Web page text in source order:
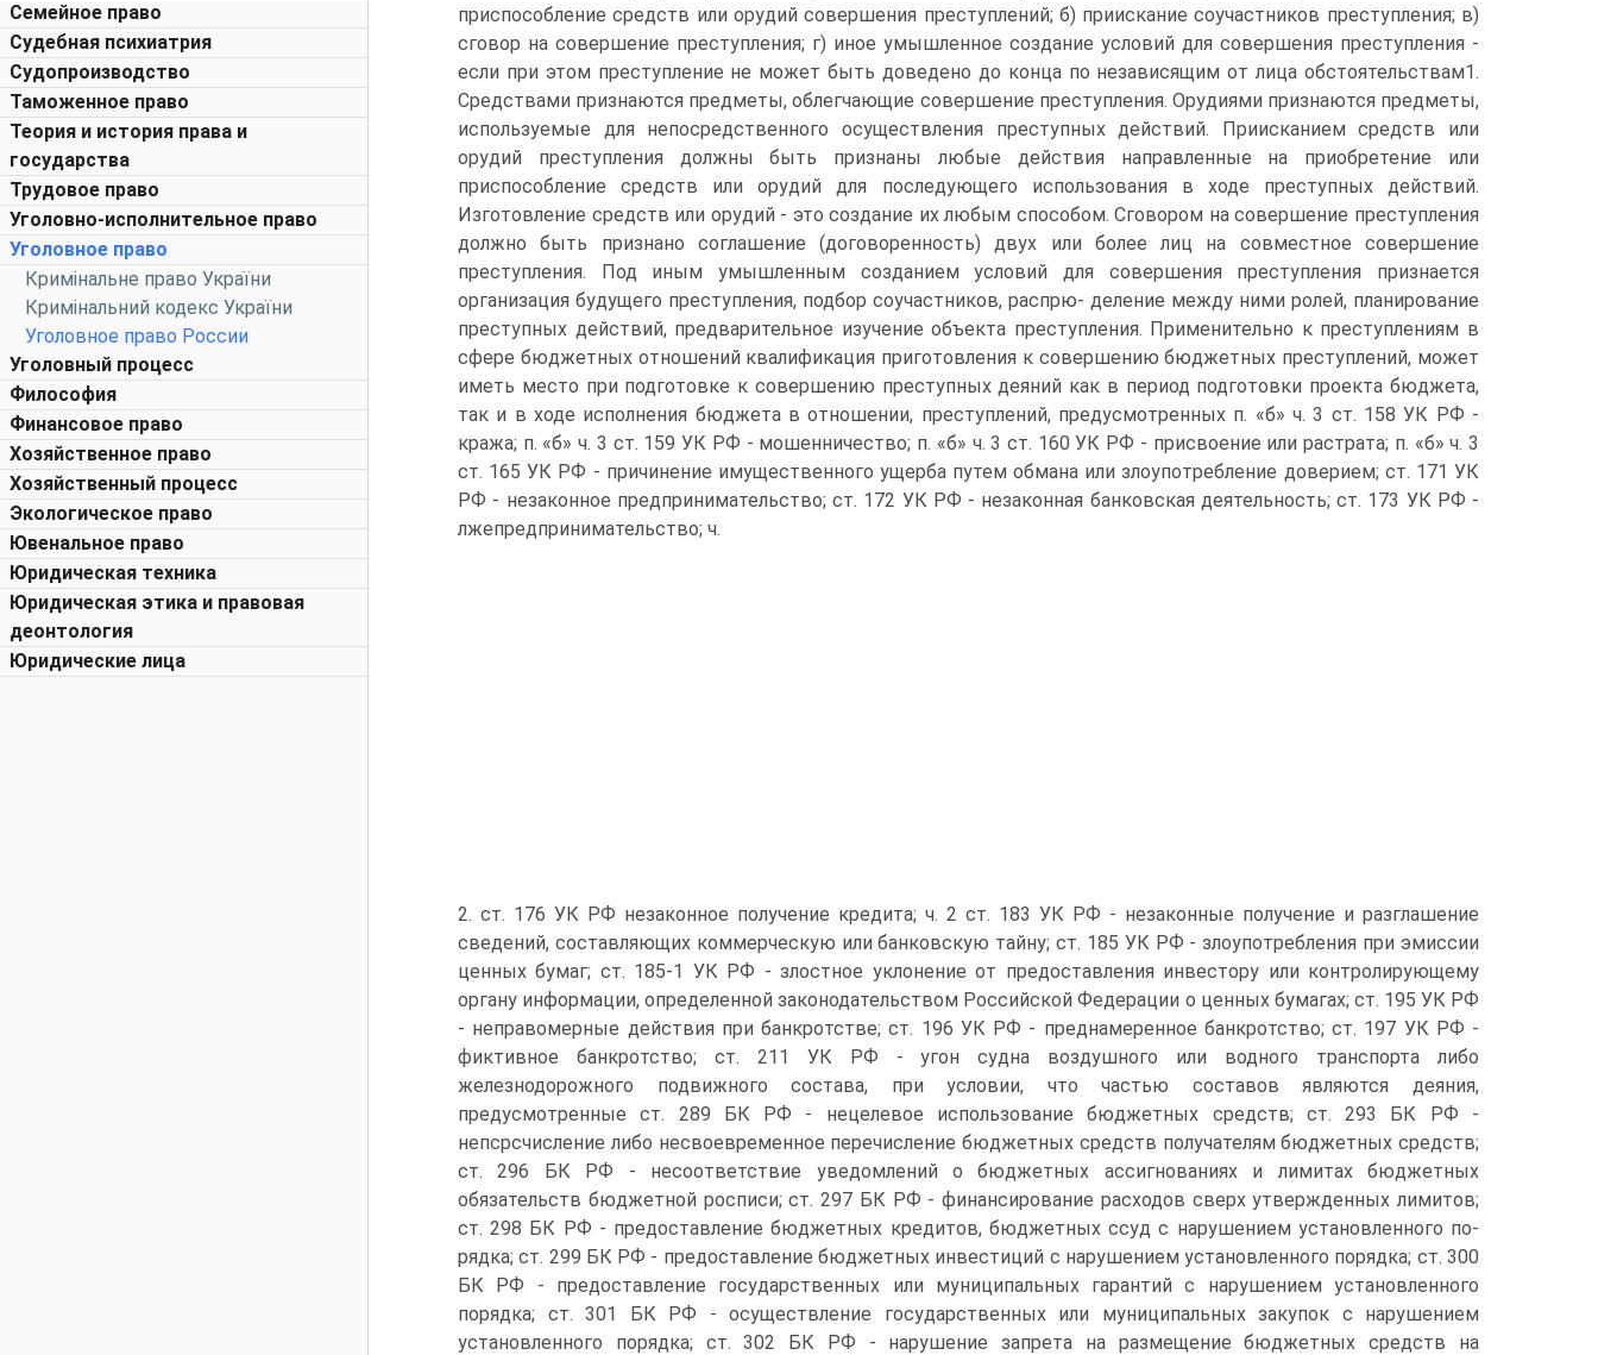
Семейное право
Судебная психиатрия
Судопроизводство
Таможенное право
Теория и история права и
государства
Трудовое право
Уголовно-исполнительное право
Уголовное право
Кримінальне право України
Кримінальний кодекс України
Уголовное право России
Уголовный процесс
Философия
Финансовое право
Хозяйственное право
Хозяйственный процесс
Экологическое право
Ювенальное право
Юридическая техника
Юридическая этика и правовая
деонтология
Юридические лица
приспособление средств или орудий совершения преступлений; б) приискание соучастников преступления; в)
сговор на совершение преступления; г) иное умышленное создание условий для совершения преступления -
если при этом преступление не может быть доведено до конца по независящим от лица обстоятельствам1.
Средствами признаются предметы, облегчающие совершение преступления. Орудиями признаются предметы,
используемые для непосредственного осуществления преступных действий. Приисканием средств или
орудий преступления должны быть признаны любые действия направленные на приобретение или
приспособление средств или орудий для последующего использования в ходе преступных действий.
Изготовление средств или орудий - это создание их любым способом. Сговором на совершение преступления
должно быть признано соглашение (договоренность) двух или более лиц на совместное совершение
преступления. Под иным умышленным созданием условий для совершения преступления признается
организация будущего преступления, подбор соучастников, распрю- деление между ними ролей, планирование
преступных действий, предварительное изучение объекта преступления. Применительно к преступлениям в
сфере бюджетных отношений квалификация приготовления к совершению бюджетных преступлений, может
иметь место при подготовке к совершению преступных деяний как в период подготовки проекта бюджета,
так и в ходе исполнения бюджета в отношении, преступлений, предусмотренных п. «б» ч. 3 ст. 158 УК РФ -
кража; п. «б» ч. 3 ст. 159 УК РФ - мошенничество; п. «б» ч. 3 ст. 160 УК РФ - присвоение или растрата; п. «б» ч. 3
ст. 165 УК РФ - причинение имущественного ущерба путем обмана или злоупотребление доверием; ст. 171 УК
РФ - незаконное предпринимательство; ст. 172 УК РФ - незаконная банковская деятельность; ст. 173 УК РФ -
лжепредпринимательство; ч.
2. ст. 176 УК РФ незаконное получение кредита; ч. 2 ст. 183 УК РФ - незаконные получение и разглашение
сведений, составляющих коммерческую или банковскую тайну; ст. 185 УК РФ - злоупотребления при эмиссии
ценных бумаг; ст. 185-1 УК РФ - злостное уклонение от предоставления инвестору или контролирующему
органу информации, определенной законодательством Российской Федерации о ценных бумагах; ст. 195 УК РФ
- неправомерные действия при банкротстве; ст. 196 УК РФ - преднамеренное банкротство; ст. 197 УК РФ -
фиктивное банкротство; ст. 211 УК РФ - угон судна воздушного или водного транспорта либо
железнодорожного подвижного состава, при условии, что частью составов являются деяния,
предусмотренные ст. 289 БК РФ - нецелевое использование бюджетных средств; ст. 293 БК РФ -
непсрсчисление либо несвоевременное перечисление бюджетных средств получателям бюджетных средств;
ст. 296 БК РФ - несоответствие уведомлений о бюджетных ассигнованиях и лимитах бюджетных
обязательств бюджетной росписи; ст. 297 БК РФ - финансирование расходов сверх утвержденных лимитов;
ст. 298 БК РФ - предоставление бюджетных кредитов, бюджетных ссуд с нарушением установленного по-
рядка; ст. 299 БК РФ - предоставление бюджетных инвестиций с нарушением установленного порядка; ст. 300
БК РФ - предоставление государственных или муниципальных гарантий с нарушением установленного
порядка; ст. 301 БК РФ - осуществление государственных или муниципальных закупок с нарушением
установленного порядка; ст. 302 БК РФ - нарушение запрета на размещение бюджетных средств на